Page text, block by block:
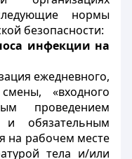
нормы
безопасности:
инфекции на
ежедневного,
«входного
проведением
и обязательным
на рабочем месте
тела и/или